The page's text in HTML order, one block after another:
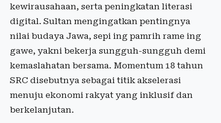
kewirausahaan, serta peningkatan literasi
digital. Sultan mengingatkan pentingnya
nilai budaya Jawa, sepi ing pamrih rame ing
gawe, yakni bekerja sungguh-sungguh demi
kemaslahatan bersama. Momentum 18 tahun
SRC disebutnya sebagai titik akselerasi
menuju ekonomi rakyat yang inklusif dan
berkelanjutan.